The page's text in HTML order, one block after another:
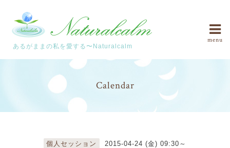
あるがままの私を愛する〜Naturalcalm
menu
Calendar
個人セッション
2015-04-24 (金) 09:30～